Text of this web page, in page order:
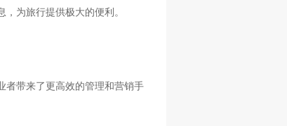
为旅行提供极大的便利。
者带来了更高效的管理和营销手